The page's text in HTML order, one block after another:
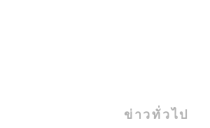
ข่าวทั่วไป